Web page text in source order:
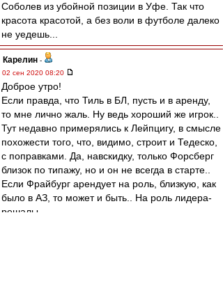
Соболев из убойной позиции в Уфе. Так что
красота красотой, а без воли в футболе далеко
не уедешь...
Карелин -
02 сен 2020 08:20
Доброе утро!
Если правда, что Тиль в БЛ, пусть и в аренду,
то мне лично жаль. Ну ведь хороший же игрок..
Тут недавно примерялись к Лейпцигу, в смысле
похожести того, что, видимо, строит и Тедеско,
с поправками. Да, навскидку, только Форсберг
близок по типажу, но и он не всегда в старте..
Если Фрайбург арендует на роль, близкую, как
было в АЗ, то может и быть.. На роль лидера-
решалы.